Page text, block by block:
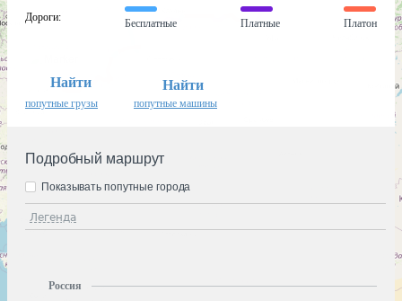
Дороги:
Бесплатные Платные Платон
Найти
попутные грузы
Найти
попутные машины
Подробный маршрут
Легенда
Показывать попутные города
Россия